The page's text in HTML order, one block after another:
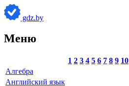
gdz.by
Меню
1 2 3 4 5 6 7 8 9 10
Алгебра
Английский язык